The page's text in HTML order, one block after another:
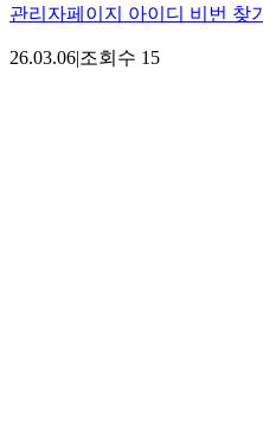
관리자페이지 아이디 비번 찾기
26.03.06|조회수 15